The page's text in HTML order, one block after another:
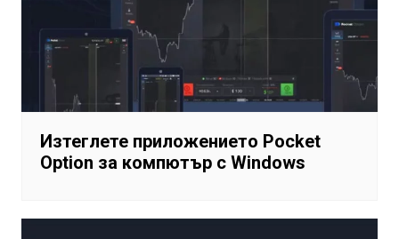
Изтеглете приложението Pocket
Option за компютър с Windows